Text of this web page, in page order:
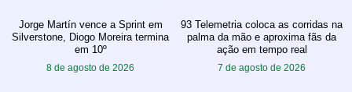
Jorge Martín vence a Sprint em
Silverstone, Diogo Moreira termina
em 10º
8 de agosto de 2026
93 Telemetria coloca as corridas na
palma da mão e aproxima fãs da
ação em tempo real
7 de agosto de 2026